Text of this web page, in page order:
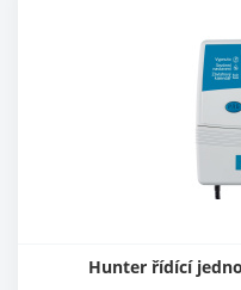
Hunter řídící